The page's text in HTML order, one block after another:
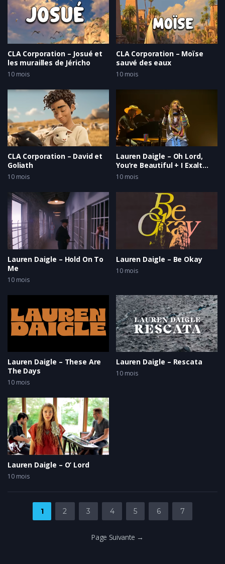
CLA Corporation – Josué et
les murailles de Jéricho
10 mois
CLA Corporation – Moïse
sauvé des eaux
10 mois
CLA Corporation – David et
Goliath
10 mois
Lauren Daigle – Oh Lord,
You’re Beautiful + I Exalt
Thee – Legendado em
10 mois
Lauren Daigle – Hold On To
Me
10 mois
Lauren Daigle – Be Okay
10 mois
Lauren Daigle – These Are
The Days
10 mois
Lauren Daigle – Rescata
10 mois
Lauren Daigle – O’ Lord
10 mois
1 2 3 4 5 6 7
Page Suivante →